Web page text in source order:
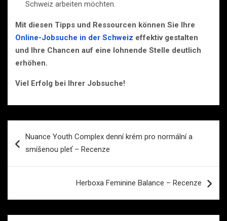
Schweiz arbeiten möchten.
Mit diesen Tipps und Ressourcen können Sie Ihre
Online-Jobsuche in der Schweiz effektiv gestalten
und Ihre Chancen auf eine lohnende Stelle deutlich
erhöhen.
Viel Erfolg bei Ihrer Jobsuche!
proNuance Youth Complex denní krém pro normální a
smíšenou pleť – Recenze
Herboxa Feminine Balance – Recenze